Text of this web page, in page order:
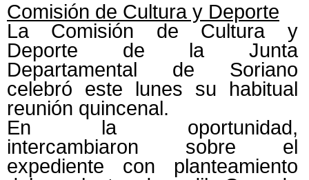
Comisión de Cultura y Deporte
La Comisión de Cultura y
Deporte de la Junta
Departamental de Soriano
celebró este lunes su habitual
reunión quincenal.
En la oportunidad,
intercambiaron sobre el
expediente con planteamiento